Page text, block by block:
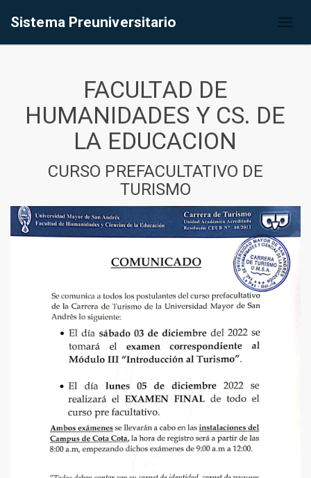
Sistema Preuniversitario
FACULTAD DE
HUMANIDADES Y CS. DE
LA EDUCACION
CURSO PREFACULTATIVO DE
TURISMO